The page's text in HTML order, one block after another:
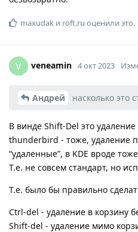
maxudak и roft.ru оценили это.
V veneamin 4 окт 2023
Андрей насколько это
В винде Shift-Del это
thunderbird - тоже, удаление
“удаленные”, в KDE вроде
Т.е. не совсем стандарт, но
Т.е. было бы правильнo
Ctrl-del - удаление в корзину
Shift-del - удаление мимо